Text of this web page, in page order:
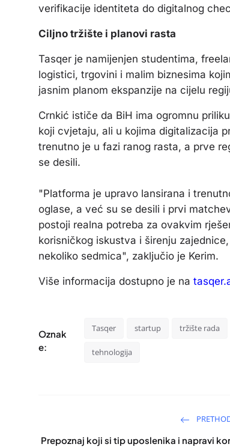
verifikacije identiteta do digitalnog
Ciljno tržište i planovi rasta
Tasqer je namijenjen studentima,
logistici, trgovini i malim biznesima
jasnim planom ekspanzije na cijelu
Crnkić ističe da BiH ima ogromnu
koji cvjetaju, ali u kojima digitalizacija
trenutno je u fazi ranog rasta, a prve
se desili.
"Platforma je upravo lansirana i
oglase, a već su se desili i prvi
postoji realna potreba za ovakvim
korisničkog iskustva i širenju
nekoliko sedmica", zaključio je Kerim.
Više informacija dostupno je na
Oznak
e:
Tasqer startup tržište rada
tehnologija
Prepoznaj koji si tip uposlenika i napravi